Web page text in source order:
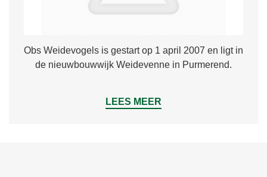
Obs Weidevogels is gestart op 1 april 2007 en ligt in
de nieuwbouwwijk Weidevenne in Purmerend.
LEES MEER